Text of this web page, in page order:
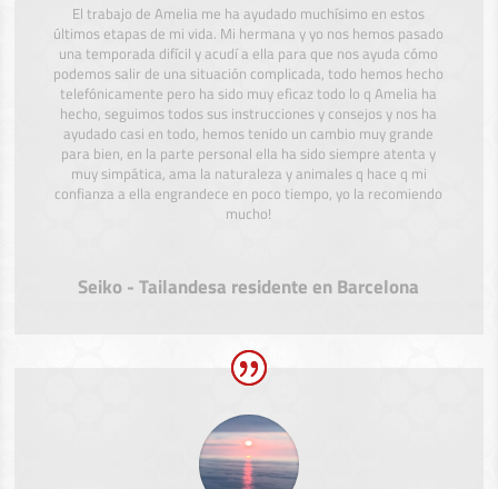
El trabajo de Amelia me ha ayudado muchísimo en estos
últimos etapas de mi vida. Mi hermana y yo nos hemos pasado
una temporada difícil y acudí a ella para que nos ayuda cómo
podemos salir de una situación complicada, todo hemos hecho
telefónicamente pero ha sido muy eficaz todo lo q Amelia ha
hecho, seguimos todos sus instrucciones y consejos y nos ha
ayudado casi en todo, hemos tenido un cambio muy grande
para bien, en la parte personal ella ha sido siempre atenta y
muy simpática, ama la naturaleza y animales q hace q mi
confianza a ella engrandece en poco tiempo, yo la recomiendo
mucho!
Seiko - Tailandesa residente en Barcelona